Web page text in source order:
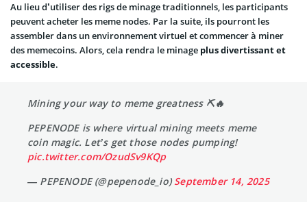
Au lieu d’utiliser des rigs de minage traditionnels, les participants
peuvent acheter les meme nodes. Par la suite, ils pourront les
assembler dans un environnement virtuel et commencer à miner
des memecoins. Alors, cela rendra le minage plus divertissant et
accessible.
Mining your way to meme greatness ⛏🔥
PEPENODE is where virtual mining meets meme
coin magic. Let’s get those nodes pumping!
pic.twitter.com/OzudSv9KQp
— PEPENODE (@pepenode_io)September 14, 2025